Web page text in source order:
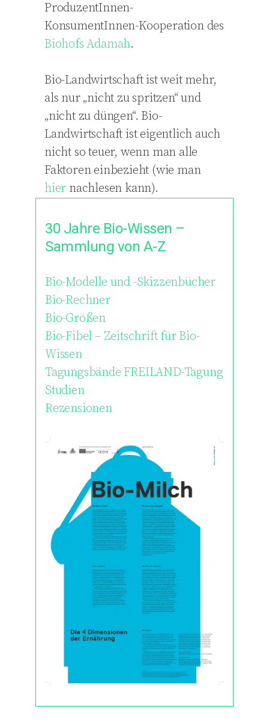
ProduzentInnen-
KonsumentInnen-Kooperation des
Biohofs Adamah.
Bio-Landwirtschaft ist weit mehr,
als nur „nicht zu spritzen“ und
„nicht zu düngen“. Bio-
Landwirtschaft ist eigentlich auch
nicht so teuer, wenn man alle
Faktoren einbezieht (wie man
hier nachlesen kann).
30 Jahre Bio-Wissen –
Sammlung von A-Z
Bio-Modelle und -Skizzenbücher
Bio-Rechner
Bio-Größen
Bio-Fibel – Zeitschrift für Bio-
Wissen
Tagungsbände FREILAND-Tagung
Studien
Rezensionen